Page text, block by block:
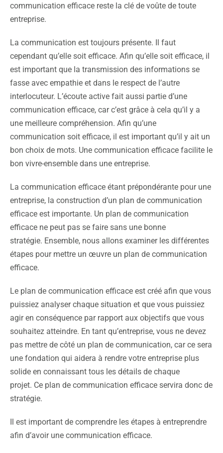
communication efficace reste la clé de voûte de toute
entreprise.
La communication est toujours présente. Il faut
cependant qu’elle soit efficace. Afin qu’elle soit efficace, il
est important que la transmission des informations se
fasse avec empathie et dans le respect de l’autre
interlocuteur. L’écoute active fait aussi partie d’une
communication efficace, car c’est grâce à cela qu’il y a
une meilleure compréhension. Afin qu’une
communication soit efficace, il est important qu’il y ait un
bon choix de mots. Une communication efficace facilite le
bon vivre-ensemble dans une entreprise.
La communication efficace étant prépondérante pour une
entreprise, la construction d’un plan de communication
efficace est importante. Un plan de communication
efficace ne peut pas se faire sans une bonne
stratégie. Ensemble, nous allons examiner les différentes
étapes pour mettre un œuvre un plan de communication
efficace.
Le plan de communication efficace est créé afin que vous
puissiez analyser chaque situation et que vous puissiez
agir en conséquence par rapport aux objectifs que vous
souhaitez atteindre. En tant qu’entreprise, vous ne devez
pas mettre de côté un plan de communication, car ce sera
une fondation qui aidera à rendre votre entreprise plus
solide en connaissant tous les détails de chaque
projet. Ce plan de communication efficace servira donc de
stratégie.
Il est important de comprendre les étapes à entreprendre
afin d’avoir une communication efficace.